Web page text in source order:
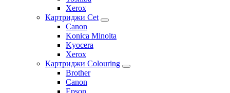
Xerox
Картриджи Cet
Canon
Konica Minolta
Kyocera
Xerox
Картриджи Colouring
Brother
Canon
Epson